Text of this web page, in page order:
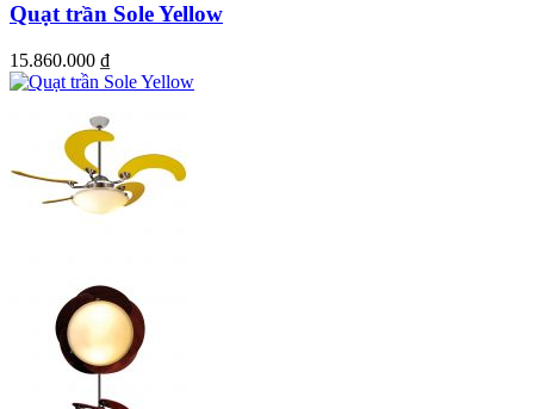
Quạt trần Sole Yellow
15.860.000 ₫